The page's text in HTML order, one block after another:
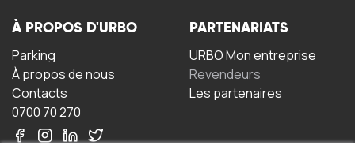
À PROPOS D'URBO
Parking
À propos de nous
Contacts
0700 70 270
PARTENARIATS
URBO Mon entreprise
Revendeurs
Les partenaires